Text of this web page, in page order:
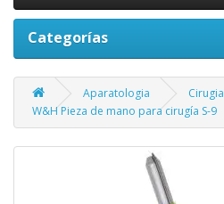
Categorías
Aparatologia
Cirugia
W&H Pieza de mano para cirugía S-9